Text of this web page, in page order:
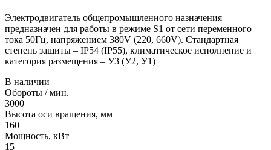
Электродвигатель общепромышленного назначения
предназначен для работы в режиме S1 от сети переменного
тока 50Гц, напряжением 380V (220, 660V). Стандартная
степень защиты – IP54 (IP55), климатическое исполнение и
категория размещения – У3 (У2, У1)
В наличии
Обороты / мин.
3000
Высота оси вращения, мм
160
Мощность, кВт
15